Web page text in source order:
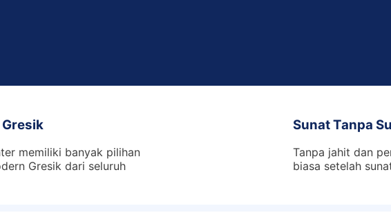
memiliki banyak pilihan
Gresik dari seluruh
Sunat Tanpa
Tanpa jahit dan
biasa setelah